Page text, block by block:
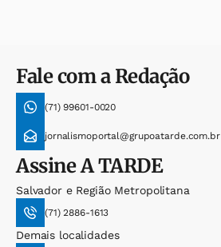
Fale com a Redação
(71) 99601-0020
jornalismoportal@grupoatarde.com.br
AssineA TARDE
Salvador e Região Metropolitana
(71) 2886-1613
Demais localidades